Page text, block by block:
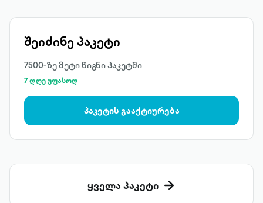
შეიძინე პაკეტი
7500-ზე მეტი წიგნი პაკეტში
7 დღე უფასოდ
პაკეტის გააქტიურება
ყველა პაკეტი